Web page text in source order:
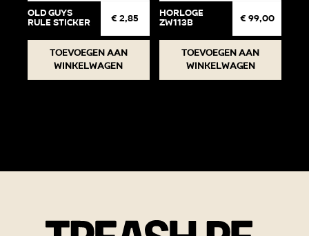
Old Guys
Rule Sticker € 2,85
Toevoegen aan
winkelwagen
Horloge
ZW113B € 99,00
Toevoegen aan
winkelwagen